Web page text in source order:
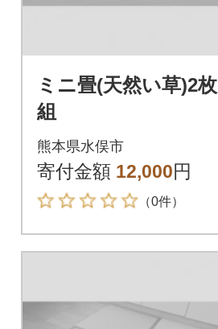
ミニ畳(天然い草)2枚
組
熊本県水俣市
寄付金額 12,000円
（0件）